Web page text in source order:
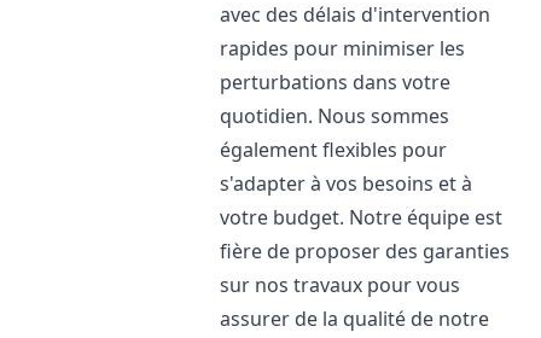
avec des délais d'intervention
rapides pour minimiser les
perturbations dans votre
quotidien. Nous sommes
également flexibles pour
s'adapter à vos besoins et à
votre budget. Notre équipe est
fière de proposer des garanties
sur nos travaux pour vous
assurer de la qualité de notre